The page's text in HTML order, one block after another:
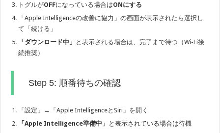
トグルがOFFになっている場合はONにする
「Apple Intelligenceの改善に協力」の画面が表示されたら選択し
て「続ける」
「ダウンロード中」 と表示される場合は、完了まで待つ（Wi-Fi接
続推奨）
Step 5: 順番待ちの確認
「設定」→「Apple IntelligenceとSiri」を開く
「Apple Intelligence準備中」 と表示されている場合は待機